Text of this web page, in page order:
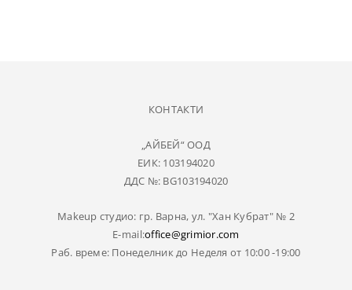
КОНТАКТИ
„АЙБЕЙ“ ООД
ЕИК: 103194020
ДДС №: BG103194020
Makeup студио: гр. Варна, ул. "Хан Кубрат" № 2
E-mail:office@grimior.com
Раб. време: Понеделник до Неделя от 10:00 -19:00